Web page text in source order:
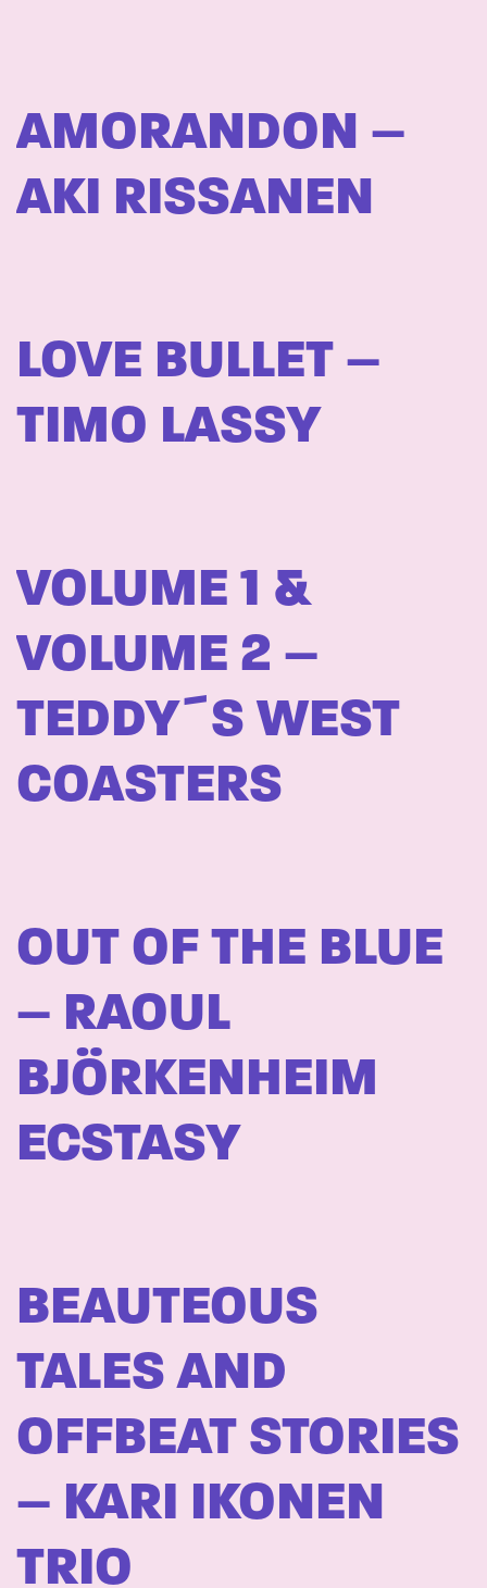
AMORANDON –
AKI RISSANEN
LOVE BULLET –
TIMO LASSY
VOLUME 1 &
VOLUME 2 –
TEDDY´S WEST
COASTERS
OUT OF THE BLUE
– RAOUL
BJÖRKENHEIM
ECSTASY
BEAUTEOUS
TALES AND
OFFBEAT STORIES
– KARI IKONEN
TRIO